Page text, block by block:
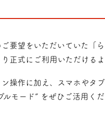
ご要望をいただいていた「
正式にご利用いただけるよ
ン操作に加え、スマホやタ
ルモード” をぜひご活用くだ